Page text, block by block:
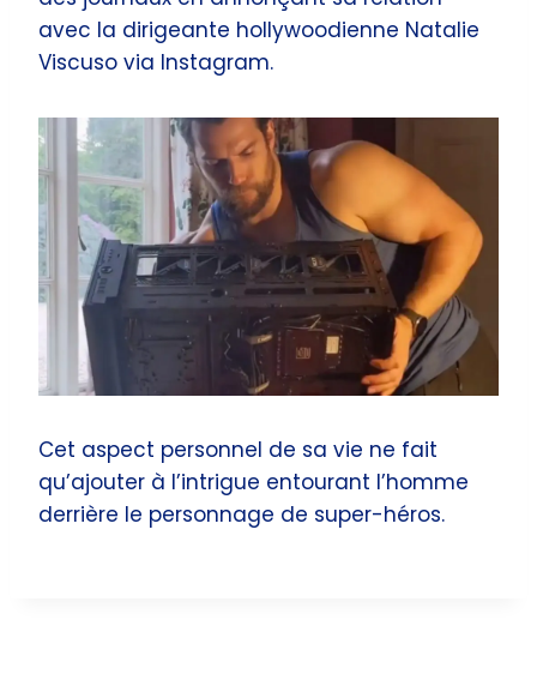
avec la dirigeante hollywoodienne Natalie
Viscuso via Instagram.
Cet aspect personnel de sa vie ne fait
qu’ajouter à l’intrigue entourant l’homme
derrière le personnage de super-héros.